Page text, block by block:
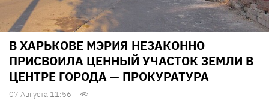
В ХАРЬКОВЕ МЭРИЯ НЕЗАКОННО
ПРИСВОИЛА ЦЕННЫЙ УЧАСТОК ЗЕМЛИ В
ЦЕНТРЕ ГОРОДА — ПРОКУРАТУРА
07 Августа 11:56